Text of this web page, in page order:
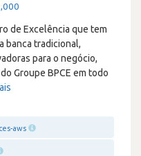
de Excelência que tem
banca tradicional,
para o negócio,
Groupe BPCE em todo
aws